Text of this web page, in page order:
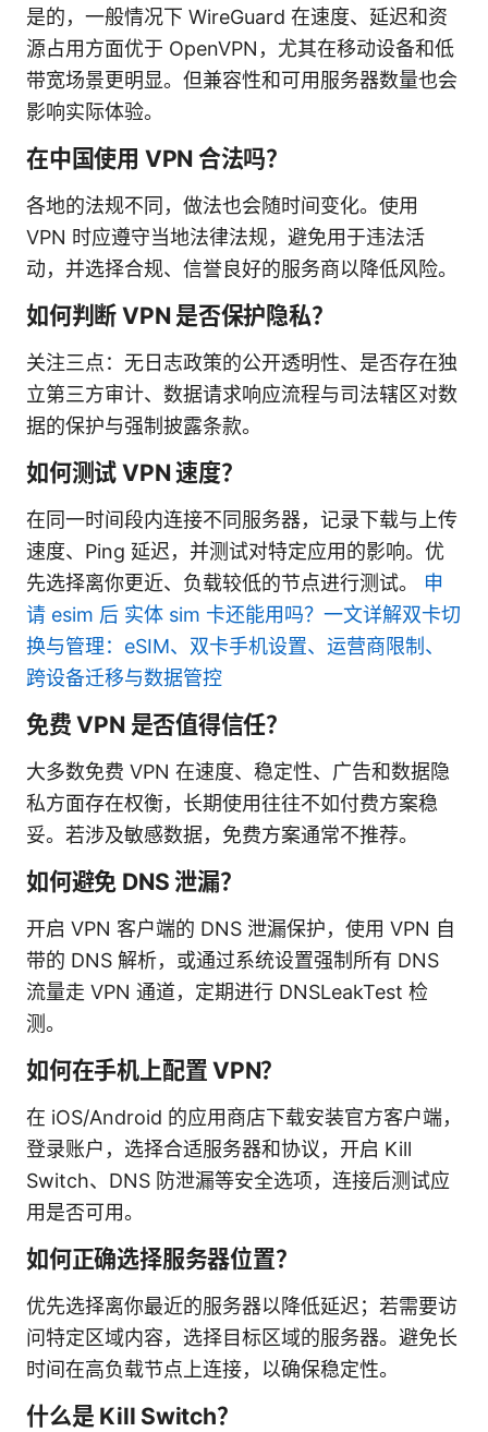
是的，一般情况下 WireGuard 在速度、延迟和资
源占用方面优于 OpenVPN，尤其在移动设备和低
带宽场景更明显。但兼容性和可用服务器数量也会
影响实际体验。
在中国使用 VPN 合法吗？
各地的法规不同，做法也会随时间变化。使用
VPN 时应遵守当地法律法规，避免用于违法活
动，并选择合规、信誉良好的服务商以降低风险。
如何判断 VPN 是否保护隐私？
关注三点：无日志政策的公开透明性、是否存在独
立第三方审计、数据请求响应流程与司法辖区对数
据的保护与强制披露条款。
如何测试 VPN 速度？
在同一时间段内连接不同服务器，记录下载与上传
速度、Ping 延迟，并测试对特定应用的影响。优
先选择离你更近、负载较低的节点进行测试。 申
请 esim 后 实体 sim 卡还能用吗？一文详解双卡切
换与管理：eSIM、双卡手机设置、运营商限制、
跨设备迁移与数据管控
免费 VPN 是否值得信任？
大多数免费 VPN 在速度、稳定性、广告和数据隐
私方面存在权衡，长期使用往往不如付费方案稳
妥。若涉及敏感数据，免费方案通常不推荐。
如何避免 DNS 泄漏？
开启 VPN 客户端的 DNS 泄漏保护，使用 VPN 自
带的 DNS 解析，或通过系统设置强制所有 DNS
流量走 VPN 通道，定期进行 DNSLeakTest 检
测。
如何在手机上配置 VPN？
在 iOS/Android 的应用商店下载安装官方客户端，
登录账户，选择合适服务器和协议，开启 Kill
Switch、DNS 防泄漏等安全选项，连接后测试应
用是否可用。
如何正确选择服务器位置？
优先选择离你最近的服务器以降低延迟；若需要访
问特定区域内容，选择目标区域的服务器。避免长
时间在高负载节点上连接，以确保稳定性。
什么是 Kill Switch？